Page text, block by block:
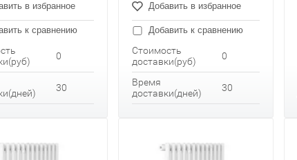
в избранное
к сравнению
0
30
Добавить в избранное
Добавить к сравнению
Стоимость
доставки(руб)
0
Время
доставки(дней)
30